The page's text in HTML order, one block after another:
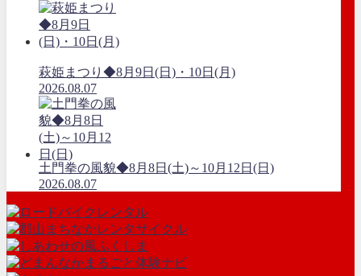
萩姫まつり◆8月9日(日)・10日(月)
2026.08.07
土門拳の風貌◆8月8日(土)～10月12日(日)
2026.08.07